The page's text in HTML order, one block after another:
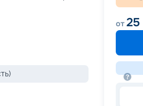
от